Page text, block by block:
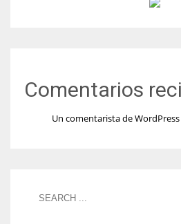
Comentarios
Un comentarista de WordPress